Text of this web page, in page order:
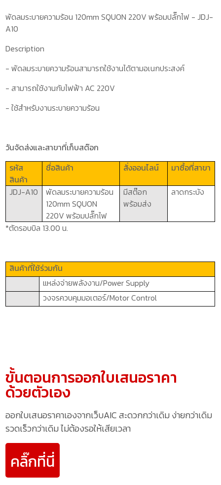
พัดลมระบายความร้อน 120mm SQUON 220V พร้อมปลั๊กไฟ - JDJ-
A10
Description
- พัดลมระบายความร้อนสามารถใช้งานได้ตามอเนกประสงค์
- สามารถใช้งานกับไฟฟ้า AC 220V
- ใช้สำหรับงานระบายความร้อน
วันจัดส่งและสาขาที่เก็บสต๊อก
รหัส
สินค้า
ชื่อสินค้า สั่งออนไลน์ มาซื้อที่สาขา
JDJ-A10
พัดลมระบายความร้อน
120mm SQUON
220Vพร้อมปลั๊กไฟ
มีสต๊อก
พร้อมส่ง
ลาดกระบัง
*ตัดรอบบิล 13.00 น.
สินค้าที่ใช้ร่วมกัน
แหล่งจ่ายพลังงาน/Power Supply
วงจรควบคุมมอเตอร์/Motor Control
ขั้นตอนการออกใบเสนอราคา
ด้วยตัวเอง
ออกใบเสนอราคาเองจากเว็บAIC สะดวกกว่าเดิม ง่ายกว่าเดิม
รวดเร็วกว่าเดิม ไม่ต้องรอให้เสียเวลา
คลิ๊กที่นี่